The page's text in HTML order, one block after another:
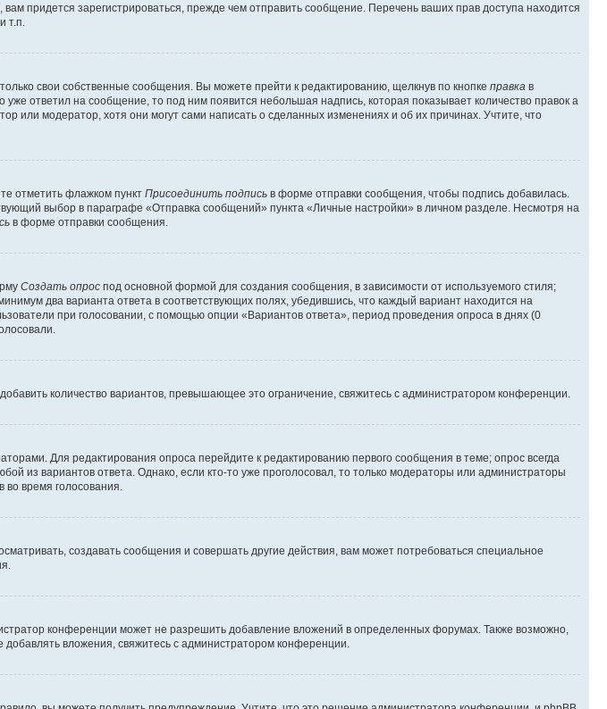
придется зарегистрироваться, прежде чем отправить сообщение. Перечень ваших прав доступа находится
т.п.
свои собственные сообщения. Вы можете прейти к редактированию, щелкнув по кнопке правка в
ответил на сообщение, то под ним появится небольшая надпись, которая показывает количество правок а
или модератор, хотя они могут сами написать о сделанных изменениях и об их причинах. Учтите, что
отметить флажком пункт Присоединить подпись в форме отправки сообщения, чтобы подпись добавилась.
выбор в параграфе «Отправка сообщений» пункта «Личные настройки» в личном разделе. Несмотря на
в форме отправки сообщения.
Создать опрос под основной формой для создания сообщения, в зависимости от используемого стиля;
два варианта ответа в соответствующих полях, убедившись, что каждый вариант находится на
при голосовании, с помощью опции «Вариантов ответа», период проведения опроса в днях (0
количество вариантов, превышающее это ограничение, свяжитесь с администратором конференции.
Для редактирования опроса перейдите к редактированию первого сообщения в теме; опрос всегда
из вариантов ответа. Однако, если кто-то уже проголосовал, то только модераторы или администраторы
время голосования.
создавать сообщения и совершать другие действия, вам может потребоваться специальное
конференции может не разрешить добавление вложений в определенных форумах. Также возможно,
вложения, свяжитесь с администратором конференции.